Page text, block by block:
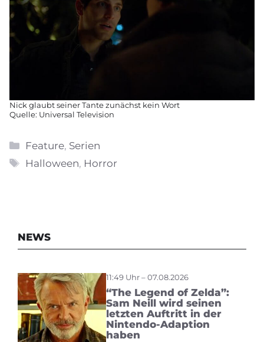
Nick glaubt seiner Tante zunächst kein Wort
Quelle: Universal Television
Kategorien
Feature, Serien
Schlagwörter
Halloween, Horror
NEWS
11:49 Uhr – 07.08.2026
“The Legend of Zelda”:
Sam Neill wird seinen
letzten Auftritt in der
Nintendo-Adaption
haben